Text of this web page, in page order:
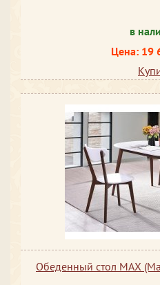
в
Цена: 19
Обеденный стол MAX